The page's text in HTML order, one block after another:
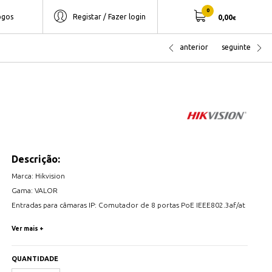
Registar / Fazer login
0
0,00€
anterior seguinte
Descrição:
Marca: Hikvision
Gama: VALOR
Entradas para câmaras IP: Comutador de 8 portas PoE IEEE802.3af/at
Saídas de vídeo: 1xHDMI FullHD, 1xVGA simultâneo
Ver mais +
QUANTIDADE